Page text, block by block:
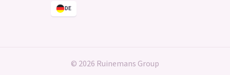
DE
© 2026 Ruinemans Group